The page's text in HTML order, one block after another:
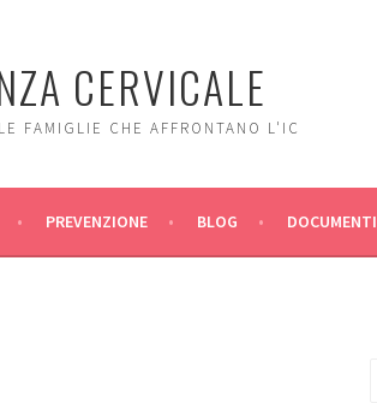
CERVICALE
FAMIGLIE CHE AFFRONTANO L'IC
PREVENZIONE BLOG DOCUMENTI